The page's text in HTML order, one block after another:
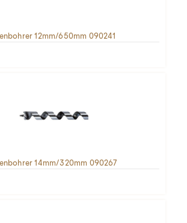
12mm/650mm 090241
14mm/320mm 090267